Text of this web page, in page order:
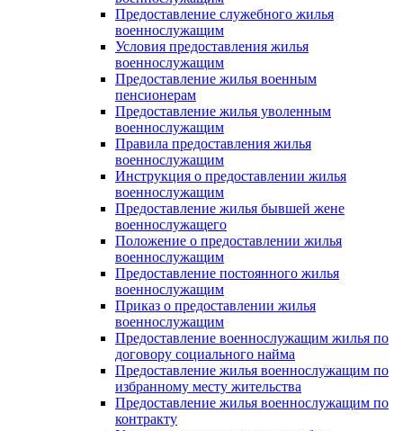
Предоставление служебного жилья
военнослужащим
Условия предоставления жилья
военнослужащим
Предоставление жилья военным
пенсионерам
Предоставление жилья уволенным
военнослужащим
Правила предоставления жилья
военнослужащим
Инструкция о предоставлении жилья
военнослужащим
Предоставление жилья бывшей жене
военнослужащего
Положение о предоставлении жилья
военнослужащим
Предоставление постоянного жилья
военнослужащим
Приказ о предоставлении жилья
военнослужащим
Предоставление военнослужащим жилья по
договору социального найма
Предоставление жилья военнослужащим по
избранному месту жительства
Предоставление жилья военнослужащим по
контракту